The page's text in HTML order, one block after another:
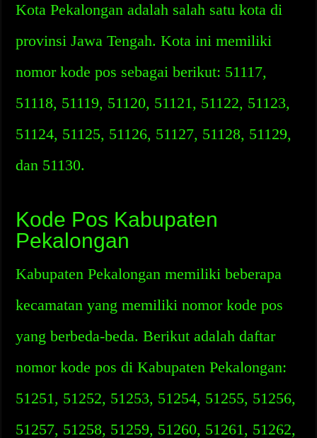
Kota Pekalongan adalah salah satu kota di
provinsi Jawa Tengah. Kota ini memiliki
nomor kode pos sebagai berikut: 51117,
51118, 51119, 51120, 51121, 51122, 51123,
51124, 51125, 51126, 51127, 51128, 51129,
dan 51130.
Kode Pos Kabupaten
Pekalongan
Kabupaten Pekalongan memiliki beberapa
kecamatan yang memiliki nomor kode pos
yang berbeda-beda. Berikut adalah daftar
nomor kode pos di Kabupaten Pekalongan:
51251, 51252, 51253, 51254, 51255, 51256,
51257, 51258, 51259, 51260, 51261, 51262,